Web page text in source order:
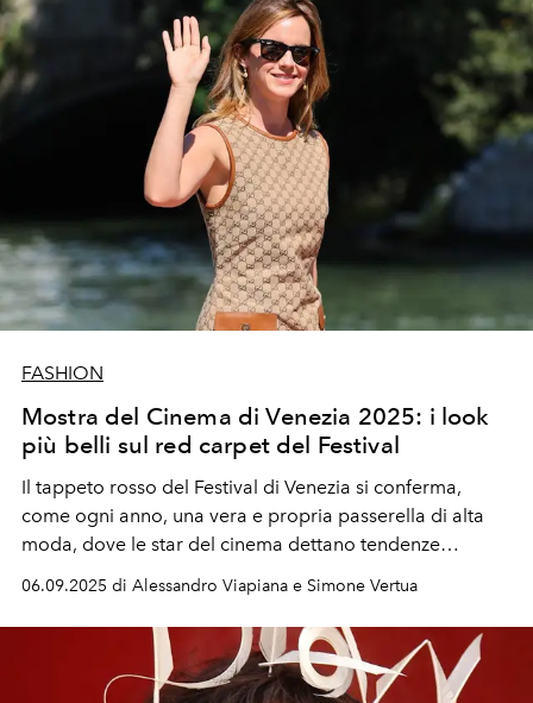
FASHION
Mostra del Cinema di Venezia 2025: i look
più belli sul red carpet del Festival
Il tappeto rosso del Festival di Venezia si conferma,
come ogni anno, una vera e propria passerella di alta
moda, dove le star del cinema dettano tendenze
06.09.2025 di Alessandro Viapiana e Simone Vertua